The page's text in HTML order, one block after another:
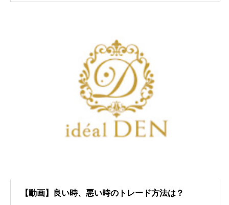
【動画】良い時、悪い時のトレード方法は？